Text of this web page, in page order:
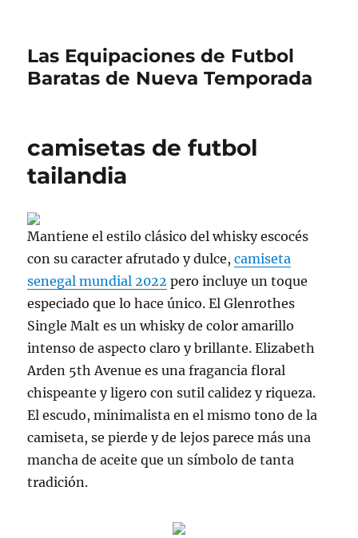
Las Equipaciones de Futbol
Baratas de Nueva Temporada
camisetas de futbol
tailandia
Mantiene el estilo clásico del whisky escocés
con su caracter afrutado y dulce,camiseta
senegal mundial 2022 pero incluye un toque
especiado que lo hace único. El Glenrothes
Single Malt es un whisky de color amarillo
intenso de aspecto claro y brillante. Elizabeth
Arden 5th Avenue es una fragancia floral
chispeante y ligero con sutil calidez y riqueza.
El escudo, minimalista en el mismo tono de la
camiseta, se pierde y de lejos parece más una
mancha de aceite que un símbolo de tanta
tradición.